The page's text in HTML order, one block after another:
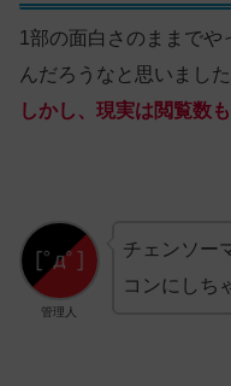
1部の面白さのままでや
んだろうなと思いました
しかし、現実は閲覧数
管理人
チェンソー
コンにしち